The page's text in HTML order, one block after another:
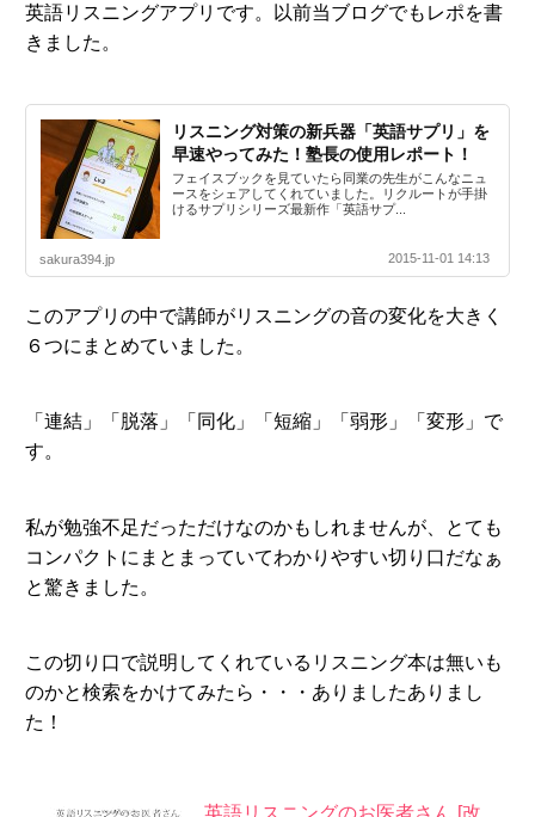
英語リスニングアプリです。以前当ブログでもレポを書
きました。
リスニング対策の新兵器「英語サプリ」を
早速やってみた！塾長の使用レポート！
フェイスブックを見ていたら同業の先生がこんなニュ
ースをシェアしてくれていました。リクルートが手掛
けるサプリシリーズ最新作「英語サプ...
sakura394.jp 2015-11-01 14:13
このアプリの中で講師がリスニングの音の変化を大きく
６つにまとめていました。
「連結」「脱落」「同化」「短縮」「弱形」「変形」で
す。
私が勉強不足だっただけなのかもしれませんが、とても
コンパクトにまとまっていてわかりやすい切り口だなぁ
と驚きました。
この切り口で説明してくれているリスニング本は無いも
のかと検索をかけてみたら・・・ありましたありまし
た！